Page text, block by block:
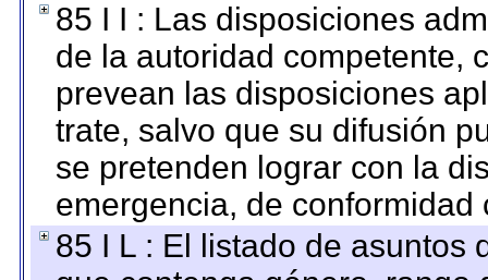
85 I I : Las disposiciones
de la autoridad competente,
prevean las disposiciones
trate, salvo que su difusión
se pretenden lograr con la
emergencia, de
85 I L : El listado de asuntos